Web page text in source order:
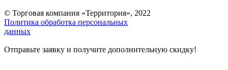
© Торговая компания «Территория», 2022
Политика обработка персональных
данных
Отправьте заявку и получите дополнительную скидку!